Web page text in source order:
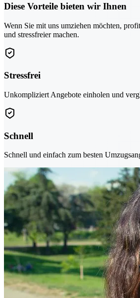
Diese Vorteile bieten wir Ihnen
Wenn Sie mit uns umziehen möchten,
und stressfreier machen.
Stressfrei
Unkompliziert Angebote einholen und
Schnell
Schnell und einfach zum besten